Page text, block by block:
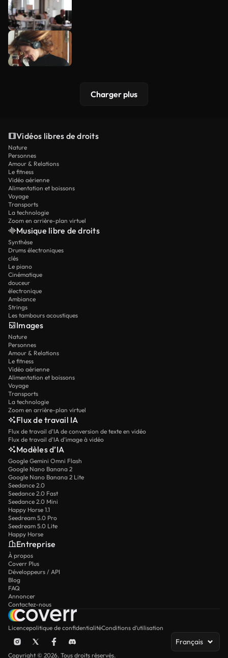
Charger plus
Vidéos libres de droits
Nature
Personnes
Amour & Relations
Le fitness
Vidéo aérienne
Alimentation et boissons
Voyage
Transports
La technologie
Zoom en arrière-plan virtuel
Musique libre de droits
Synthèse
Drums électroniques
clés
Le piano
Cinématique
douceur
électronique
Ambiance
Strings
Les tambours acoustiques
Images
Nature
Personnes
Amour & Relations
Le fitness
Vidéo aérienne
Alimentation et boissons
Voyage
Transports
La technologie
Zoom en arrière-plan virtuel
Flux de travail IA
Flux de travail d’IA de conversion de texte en vidéo
Flux de travail d’IA d’image à vidéo
Modèles d’IA
Google Gemini Omni Flash
Google Nano Banana 2
Google Nano Banana 2 Lite
Seedance 2.0
Seedance 2.0 Fast
Seedance 2.0 Mini
Happy Horse 1.1
Seedream 5.0 Pro
Seedream 5.0 Lite
Happy Horse
Entreprise
À propos
Coverr Plus
Développeurs / API
Blog
FAQ
Annoncer
Contactez-nous
Licencepolitique de confidentialitéConditions d’utilisation
Français
Copyright © 2026. Tous droits réservés.